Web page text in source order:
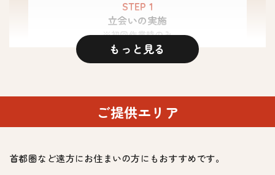
もっと見る
STEP 1
立会いの実施
※初回作業時のみ
初回の作業時にお客さまに立会いいただき、気にな
STEP 2
ご提供エリア
首都圏など遠方にお住まいの方にもおすすめです。